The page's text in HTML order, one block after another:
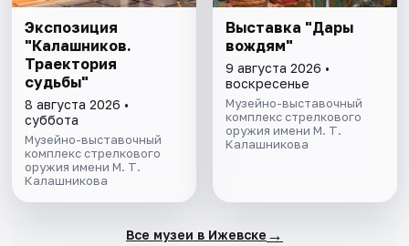
Экспозиция
"Калашников.
Траектория
судьбы"
8 августа 2026 •
суббота
Музейно-выставочный
комплекс стрелкового
оружия имени М. Т.
Калашникова
Выставка "Дары
вождям"
9 августа 2026 •
воскресенье
Музейно-выставочный
комплекс стрелкового
оружия имени М. Т.
Калашникова
Все музеи в Ижевске →